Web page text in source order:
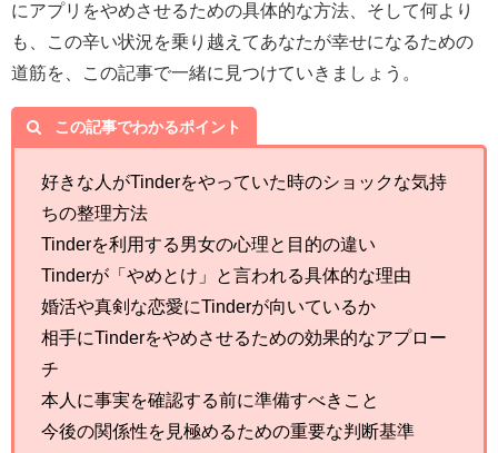
にアプリをやめさせるための具体的な方法、そして何より
も、この辛い状況を乗り越えてあなたが幸せになるための
道筋を、この記事で一緒に見つけていきましょう。
この記事でわかるポイント
好きな人がTinderをやっていた時のショックな気持
ちの整理方法
Tinderを利用する男女の心理と目的の違い
Tinderが「やめとけ」と言われる具体的な理由
婚活や真剣な恋愛にTinderが向いているか
相手にTinderをやめさせるための効果的なアプロー
チ
本人に事実を確認する前に準備すべきこと
今後の関係性を見極めるための重要な判断基準